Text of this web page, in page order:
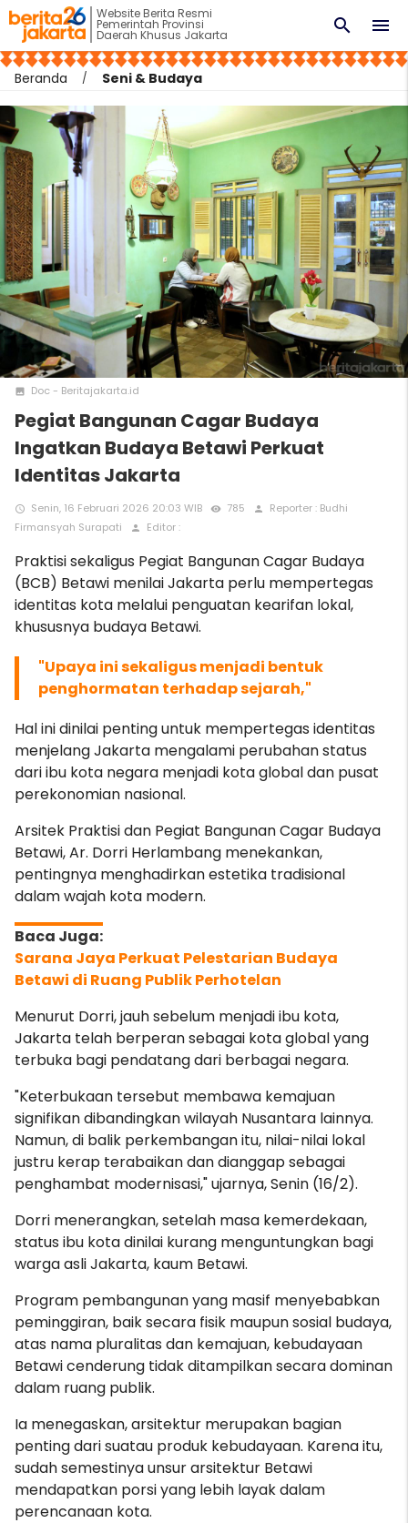
Website Berita Resmi
Pemerintah Provinsi
Daerah Khusus Jakarta menu
search
Beranda Seni & Budaya
photo Doc - Beritajakarta.id
Pegiat Bangunan Cagar Budaya
Ingatkan Budaya Betawi Perkuat
Identitas Jakarta
access_time Senin, 16 Februari 2026 20:03 WIB remove_red_eye 785 person
Reporter : Budhi
Firmansyah Surapati
person Editor :
Praktisi sekaligus Pegiat Bangunan Cagar Budaya
(BCB) Betawi menilai Jakarta perlu mempertegas
identitas kota melalui penguatan kearifan lokal,
khususnya budaya Betawi.
"Upaya ini sekaligus menjadi bentuk
penghormatan terhadap sejarah,"
Hal ini dinilai penting untuk mempertegas identitas
menjelang Jakarta mengalami perubahan status
dari ibu kota negara menjadi kota global dan pusat
perekonomian nasional.
Arsitek Praktisi dan Pegiat Bangunan Cagar Budaya
Betawi, Ar. Dorri Herlambang menekankan,
pentingnya menghadirkan estetika tradisional
dalam wajah kota modern.
Sarana Jaya Perkuat Pelestarian Budaya
Betawi di Ruang Publik Perhotelan
Menurut Dorri, jauh sebelum menjadi ibu kota,
Jakarta telah berperan sebagai kota global yang
terbuka bagi pendatang dari berbagai negara.
"Keterbukaan tersebut membawa kemajuan
signifikan dibandingkan wilayah Nusantara lainnya.
Namun, di balik perkembangan itu, nilai-nilai lokal
justru kerap terabaikan dan dianggap sebagai
penghambat modernisasi," ujarnya, Senin (16/2).
Dorri menerangkan, setelah masa kemerdekaan,
status ibu kota dinilai kurang menguntungkan bagi
warga asli Jakarta, kaum Betawi.
Program pembangunan yang masif menyebabkan
peminggiran, baik secara fisik maupun sosial budaya,
atas nama pluralitas dan kemajuan, kebudayaan
Betawi cenderung tidak ditampilkan secara dominan
dalam ruang publik.
Ia menegaskan, arsitektur merupakan bagian
penting dari suatau produk kebudayaan. Karena itu,
sudah semestinya unsur arsitektur Betawi
mendapatkan porsi yang lebih layak dalam
perencanaan kota.